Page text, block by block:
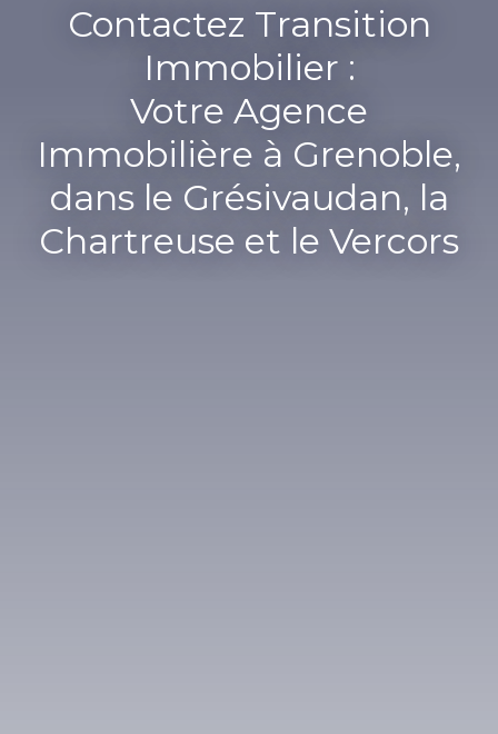
Contactez Transition
Immobilier :
Votre Agence
Immobilière à Grenoble,
dans le Grésivaudan, la
Chartreuse et le Vercors